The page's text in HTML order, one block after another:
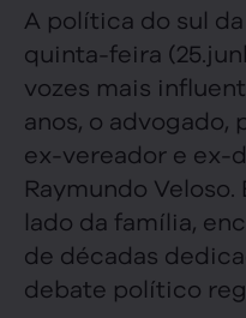
A política do sul
quinta-feira
vozes mais
anos, o advogado,
ex-vereador e ex-
Raymundo
lado da família,
de décadas
debate político